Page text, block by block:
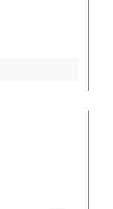
0.55 kg